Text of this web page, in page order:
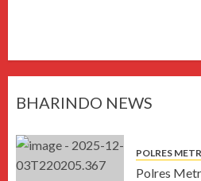
BHARINDO NEWS
POLRES
Polres